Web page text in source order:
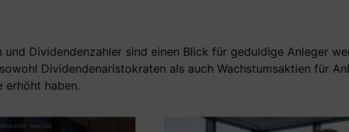
und Dividendenzahler sind einen Blick für geduldige Anleger
Dividendenaristokraten als auch Wachstumsaktien für
erhöht haben.